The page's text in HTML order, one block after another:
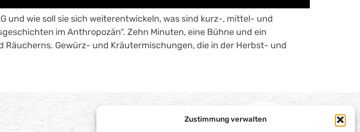
Zustimmung verwalten
und wie soll sie sich weiterentwickeln, was sind kurz-, mittel- und
im Anthropozän“. Zehn Minuten, eine Bühne und ein
Räucherns. Gewürz- und Kräutermischungen, die in der Herbst- und